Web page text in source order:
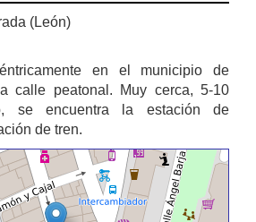
(León)
en el municipio de
calle peatonal. Muy cerca, 5-10
se encuentra la estación de
de tren.